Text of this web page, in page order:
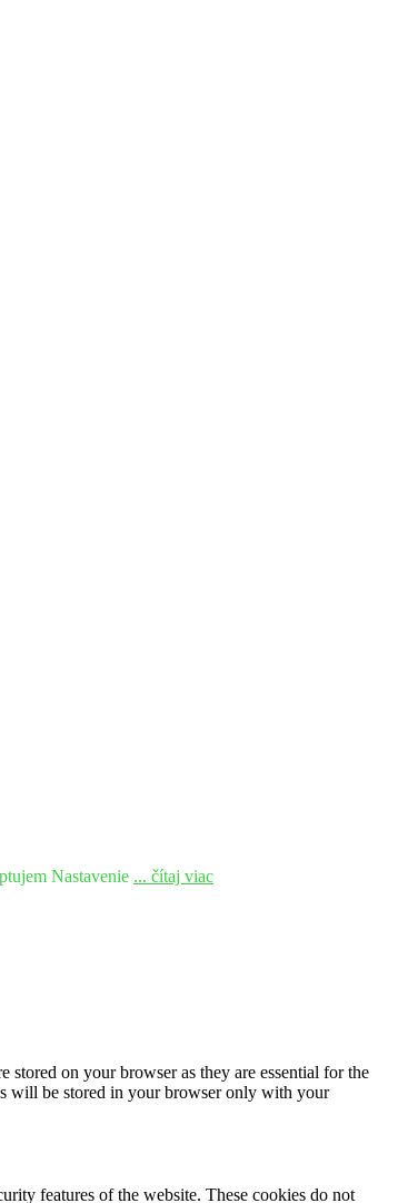
Nastavenie ... čítaj viac
stored on your browser as they are essential for the
will be stored in your browser only with your
features of the website. These cookies do not